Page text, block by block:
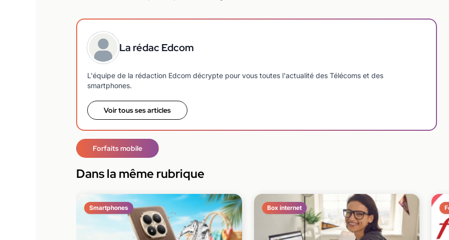
La rédac Edcom
L'équipe de la rédaction Edcom décrypte pour vous toutes l'actualité des Télécoms et des
smartphones.
Voir tous ses articles
Forfaits mobile
Dans la même rubrique
Smartphones Box internet